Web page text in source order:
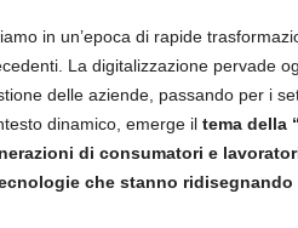
in un’epoca di rapide
La digitalizzazione pervade
delle aziende, passando per i
dinamico, emerge il tema della
di consumatori e
che stanno ridisegnando